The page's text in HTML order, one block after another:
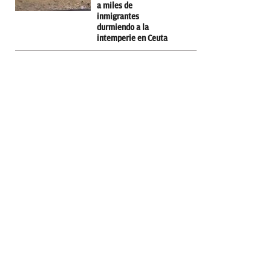
a miles de
inmigrantes
durmiendo a la
intemperie en Ceuta